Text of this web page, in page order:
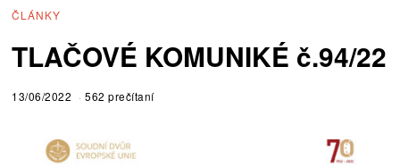
ČLÁNKY
TLAČOVÉ KOMUNIKÉ č.94/22
13/06/2022 562 prečítaní